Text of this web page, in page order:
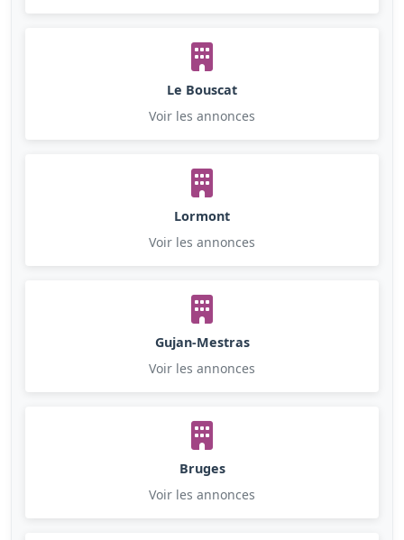
Le Bouscat
Voir les annonces
Lormont
Voir les annonces
Gujan-Mestras
Voir les annonces
Bruges
Voir les annonces